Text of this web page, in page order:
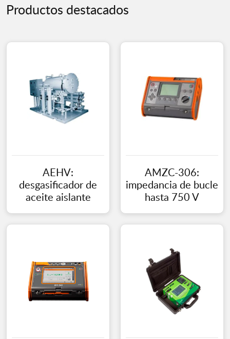
Productos destacados
AEHV:
desgasificador de
aceite aislante
AMZC-306:
impedancia de bucle
hasta 750 V